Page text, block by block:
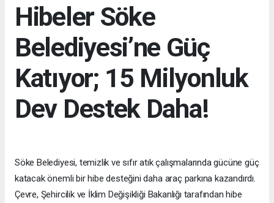
Hibeler Söke
Belediyesi’ne Güç
Katıyor; 15 Milyonluk
Dev Destek Daha!
Söke Belediyesi, temizlik ve sıfır atık çalışmalarında gücüne güç
katacak önemli bir hibe desteğini daha araç parkına kazandırdı.
Çevre, Şehircilik ve İklim Değişikliği Bakanlığı tarafından hibe